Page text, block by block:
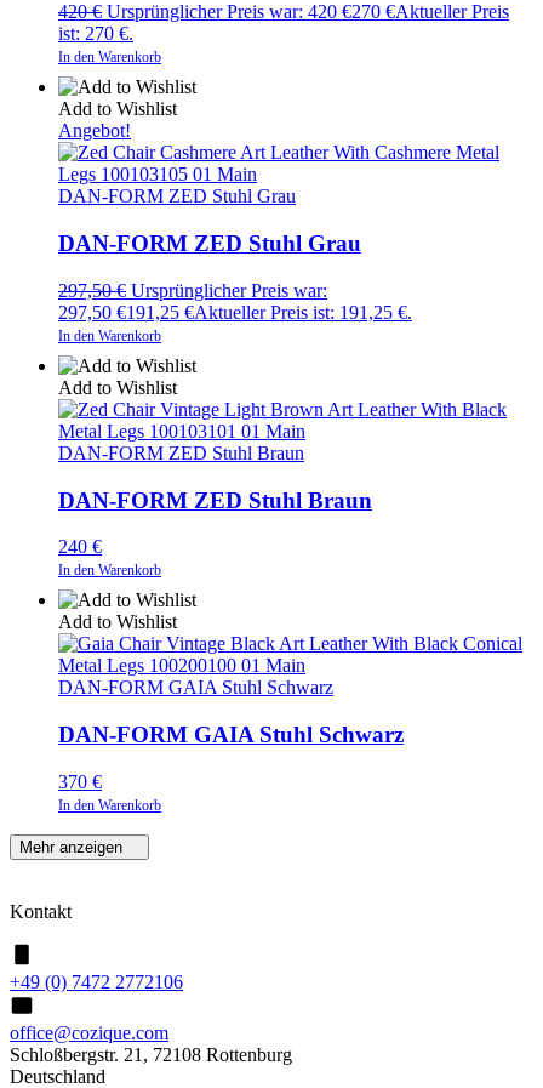
420€ Ursprünglicher Preis war: 420 €270 €Aktueller Preis
ist: 270 €.
In den Warenkorb
Add to Wishlist
Angebot!
DAN-FORM ZED Stuhl Grau
DAN-FORM ZED Stuhl Grau
297,50€ Ursprünglicher Preis war:
297,50 €191,25 €Aktueller Preis ist: 191,25 €.
In den Warenkorb
Add to Wishlist
DAN-FORM ZED Stuhl Braun
DAN-FORM ZED Stuhl Braun
240 €
In den Warenkorb
Add to Wishlist
DAN-FORM GAIA Stuhl Schwarz
DAN-FORM GAIA Stuhl Schwarz
370 €
In den Warenkorb
Mehr anzeigen
Kontakt
+49 (0) 7472 2772106
office@cozique.com
Schloßbergstr. 21, 72108 Rottenburg
Deutschland